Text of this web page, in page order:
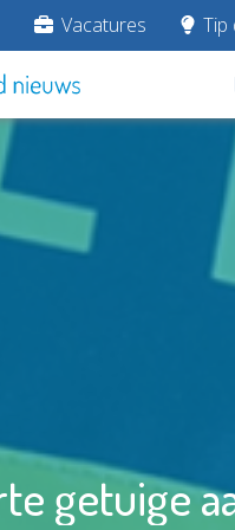
Vacatures Tip
getuige